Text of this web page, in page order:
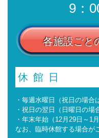
9：
各施設ごと
休館日
・毎週水曜日（祝日の場合
・祝日の翌日（日曜日の場
・年末年始（12月29日～1月
なお、臨時休館する場合が